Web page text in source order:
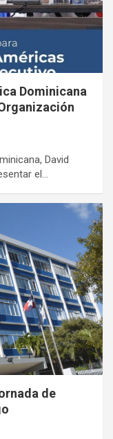
Dominicana
David
el…
de